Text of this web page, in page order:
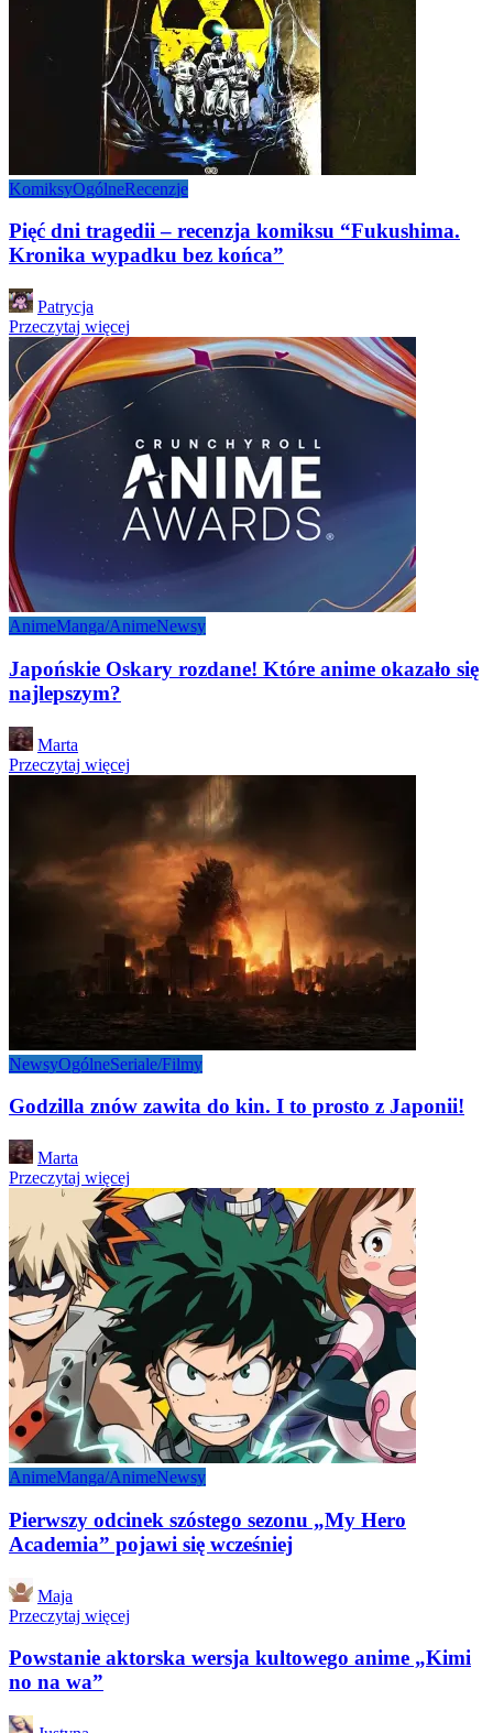
KomiksyOgólneRecenzje
Pięć dni tragedii – recenzja komiksu “Fukushima.
Kronika wypadku bez końca”
Posted
by
Patrycja
Przeczytaj więcej
AnimeManga/AnimeNewsy
Japońskie Oskary rozdane! Które anime okazało się
najlepszym?
Posted
by
Marta
Przeczytaj więcej
NewsyOgólneSeriale/Filmy
Godzilla znów zawita do kin. I to prosto z Japonii!
Posted
by
Marta
Przeczytaj więcej
AnimeManga/AnimeNewsy
Pierwszy odcinek szóstego sezonu „My Hero
Academia” pojawi się wcześniej
Posted
by
Maja
Przeczytaj więcej
Powstanie aktorska wersja kultowego anime „Kimi
no na wa”
Posted